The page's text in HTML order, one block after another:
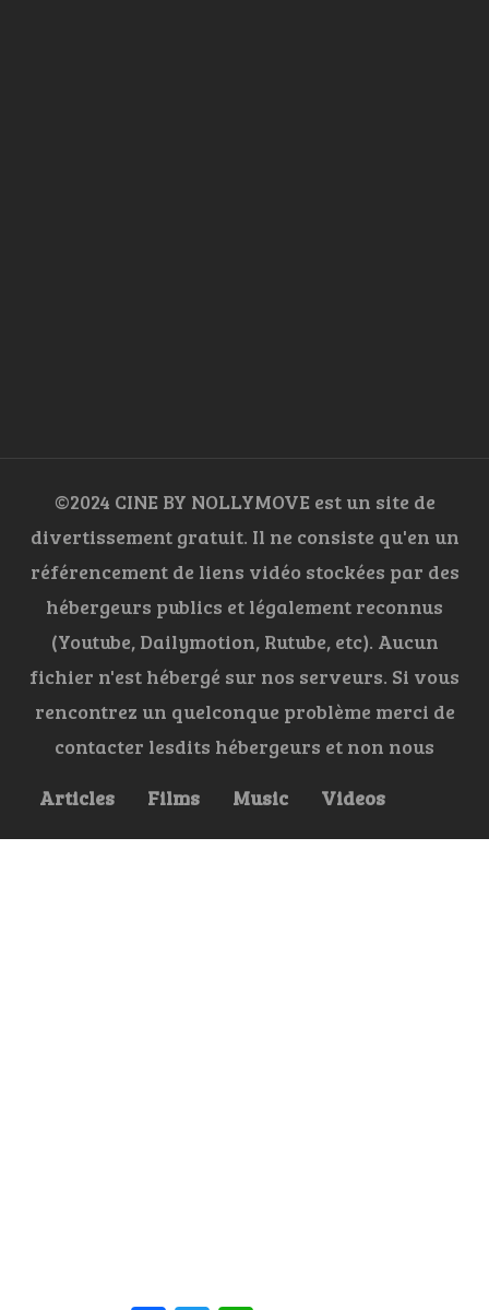
©2024 CINE BY NOLLYMOVE est un site de
divertissement gratuit. Il ne consiste qu'en un
référencement de liens vidéo stockées par des
hébergeurs publics et légalement reconnus
(Youtube, Dailymotion, Rutube, etc). Aucun
fichier n'est hébergé sur nos serveurs. Si vous
rencontrez un quelconque problème merci de
contacter lesdits hébergeurs et non nous
Articles
Films Music Videos